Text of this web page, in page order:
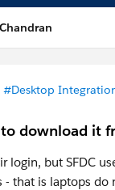
#Desktop
download it
login, but SFDC
that is laptops